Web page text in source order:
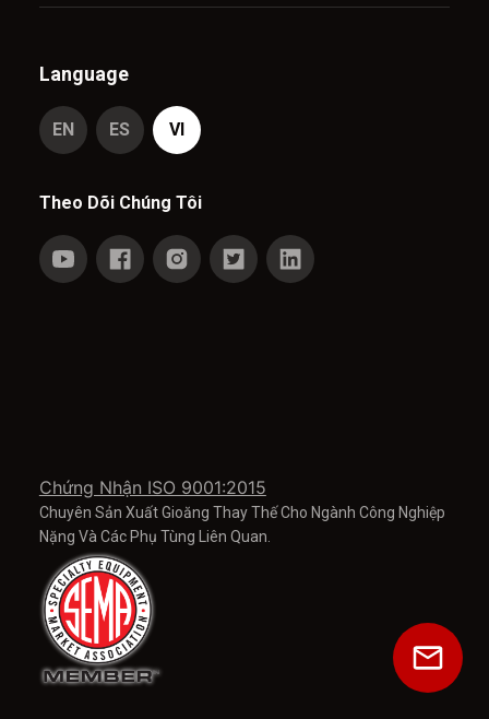
Chứng Nhận ISO 9001:2015
Chuyên Sản Xuất Gioăng Thay Thế Cho Ngành Công Nghiệp
Nặng Và Các Phụ Tùng Liên Quan.
Language
EN ES VI
Theo Dõi Chúng Tôi